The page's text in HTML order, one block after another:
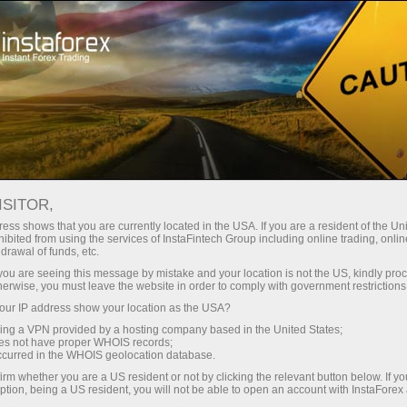
For Traders Forex Analytics
InstaForex TV
TV InstaForex - Interview
TV InstaForex -
Interview
Renowned sportsmen and actors tell their
success stories, famed analysts and
acknowledged experts of the world of finance
discourse upon the niceties and pitfalls of the
currency trading, while traders share their
shows that you are currently located in the USA. If you are a resident of the
from using the services of InstaFintech Group including online trading,
of funds, etc.
are seeing this message by mistake and your location is not the US, kindly
you must leave the website in order to comply with government
IP address show your location as the USA?
a VPN provided by a hosting company based in the United States;
not have proper WHOIS records;
in the WHOIS geolocation database.
whether you are a US resident or not by clicking the relevant button below. If
being a US resident, you will not be able to open an account with InstaForex